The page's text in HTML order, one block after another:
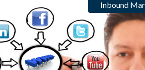
Inbound